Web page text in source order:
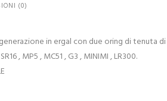
(0)
in ergal con due oring di tenuta di
, MP5 , MC51 , G3 , MINIMI , LR300.